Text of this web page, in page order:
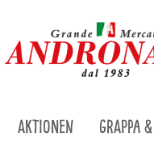
AKTIONEN GRAPPA